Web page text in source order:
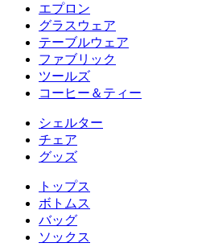
エプロン
グラスウェア
テーブルウェア
ファブリック
ツールズ
コーヒー＆ティー
シェルター
チェア
グッズ
トップス
ボトムス
バッグ
ソックス